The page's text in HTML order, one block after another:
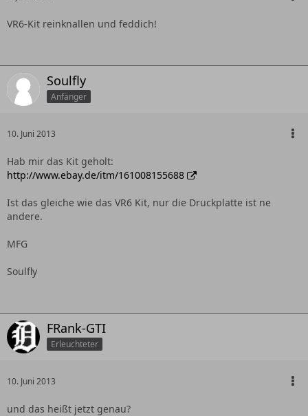
VR6-Kit reinknallen und feddich!
Soulfly
Anfänger
10. Juni 2013
Hab mir das Kit geholt:
http://www.ebay.de/itm/161008155688
Ist das gleiche wie das VR6 Kit, nur die Druckplatte ist ne
andere.
MFG
Soulfly
FRank-GTI
Erleuchteter
10. Juni 2013
und das heißt jetzt genau?